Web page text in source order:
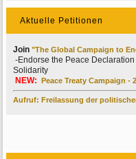
Aktuelle Petitionen
Join"The Global Campaign to
-Endorse the Peace
Solidarity
NEW:
Peace Treaty Campaign -
Aufruf: Freilassung der